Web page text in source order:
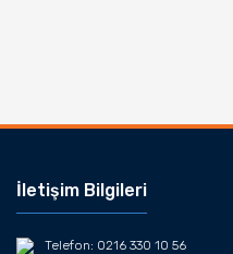
İletişim Bilgileri
Telefon: 0216 330 10 56